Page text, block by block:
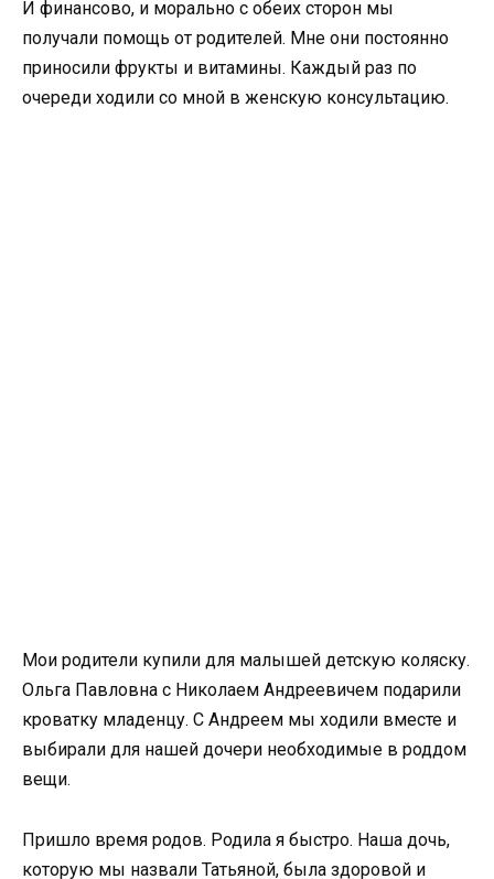
И финансово, и морально с обеих сторон мы
получали помощь от родителей. Мне они постоянно
приносили фрукты и витамины. Каждый раз по
очереди ходили со мной в женскую консультацию.
Мои родители купили для малышей детскую коляску.
Ольга Павловна с Николаем Андреевичем подарили
кроватку младенцу. С Андреем мы ходили вместе и
выбирали для нашей дочери необходимые в роддом
вещи.
Пришло время родов. Родила я быстро. Наша дочь,
которую мы назвали Татьяной, была здоровой и